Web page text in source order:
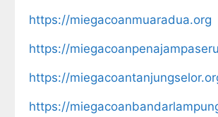
https://miegacoanmuaradua.org
https://
https://
https://